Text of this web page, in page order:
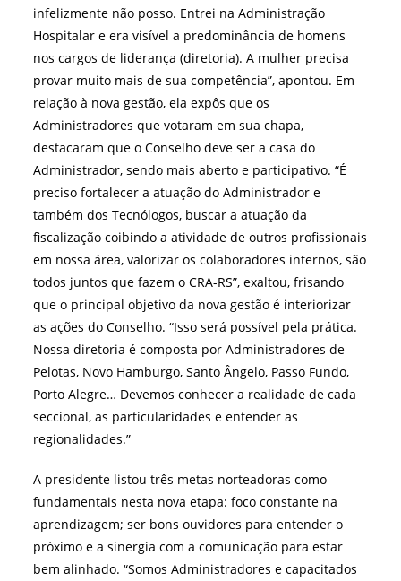
infelizmente não posso. Entrei na Administração
Hospitalar e era visível a predominância de homens
nos cargos de liderança (diretoria). A mulher precisa
provar muito mais de sua competência”, apontou. Em
relação à nova gestão, ela expôs que os
Administradores que votaram em sua chapa,
destacaram que o Conselho deve ser a casa do
Administrador, sendo mais aberto e participativo. “É
preciso fortalecer a atuação do Administrador e
também dos Tecnólogos, buscar a atuação da
fiscalização coibindo a atividade de outros profissionais
em nossa área, valorizar os colaboradores internos, são
todos juntos que fazem o CRA-RS”, exaltou, frisando
que o principal objetivo da nova gestão é interiorizar
as ações do Conselho. “Isso será possível pela prática.
Nossa diretoria é composta por Administradores de
Pelotas, Novo Hamburgo, Santo Ângelo, Passo Fundo,
Porto Alegre… Devemos conhecer a realidade de cada
seccional, as particularidades e entender as
regionalidades.”
A presidente listou três metas norteadoras como
fundamentais nesta nova etapa: foco constante na
aprendizagem; ser bons ouvidores para entender o
próximo e a sinergia com a comunicação para estar
bem alinhado. “Somos Administradores e capacitados